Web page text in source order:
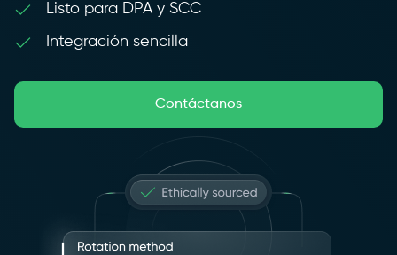
Listo para DPA y SCC
Integración sencilla
Contáctanos